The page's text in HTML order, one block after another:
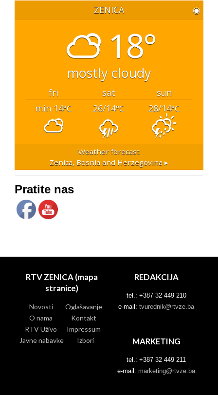
ZENICA ◉
18°
mostly cloudy
fri sat
sun
min 14°C 26/14°C 28/14°C
Weather forecast
Zenica, Bosnia and Herzegovina ▸
Pratite nas
RTV ZENICA (mapa
stranice)
Novosti
Oglašavanje
O nama
Kontakt
RTV Uživo
Impressum
Javne nabavke
Izbori
REDAKCIJA
tel.: +387 32 449 210
e-mail: tvurednik@rtvze.ba
MARKETING
tel.: +387 32 449 211
e-mail: marketing@rtvze.ba